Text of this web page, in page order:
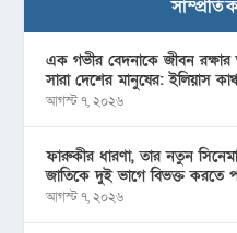
এক গভীর বেদনাকে জীবন
সারা দেশের মানুষের: ইলিয়াস
আগস্ট ৭, ২০২৬
ফারুকীর ধারণা, তার নতুন
জাতিকে দুই ভাগে বিভক্ত করতে
আগস্ট ৭, ২০২৬